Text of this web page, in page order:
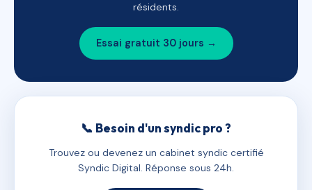
résidents.
Essai gratuit 30 jours →
📞 Besoin d'un syndic pro ?
Trouvez ou devenez un cabinet syndic certifié
Syndic Digital. Réponse sous 24h.